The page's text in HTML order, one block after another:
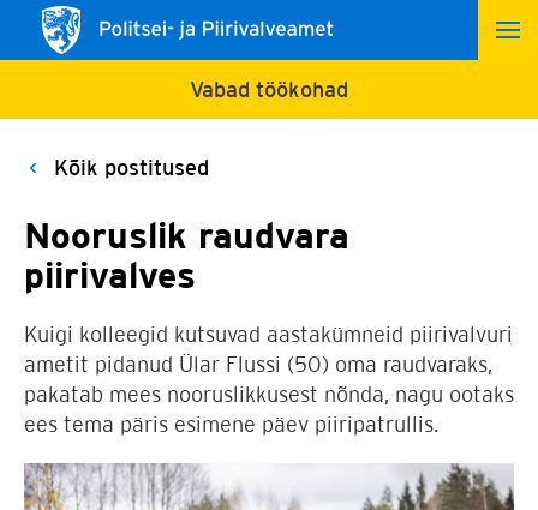
Vabad töökohad
Kõik postitused
Nooruslik raudvara
piirivalves
Kuigi kolleegid kutsuvad aastakümneid piirivalvuri
ametit pidanud Ülar Flussi (50) oma raudvaraks,
pakatab mees nooruslikkusest nõnda, nagu ootaks
ees tema päris esimene päev piiripatrullis.